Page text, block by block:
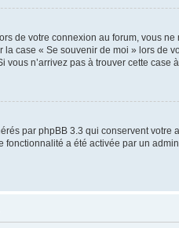
de votre connexion au forum, vous
la case « Se souvenir de moi » lors
n’arrivez pas à trouver cette
par phpBB 3.3 qui conservent
fonctionnalité a été activée par un